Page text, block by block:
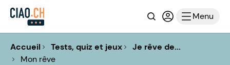
RechercheConnexion
Menu
Accueil Tests, quiz et jeux
Je rêve de...
Mon rêve